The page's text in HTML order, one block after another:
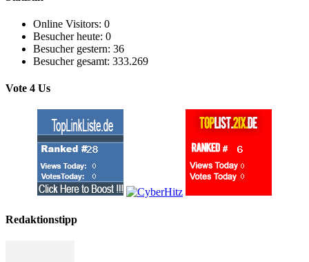
Online Visitors: 0
Besucher heute: 0
Besucher gestern: 36
Besucher gesamt: 333.269
Vote 4 Us
Redaktionstipp